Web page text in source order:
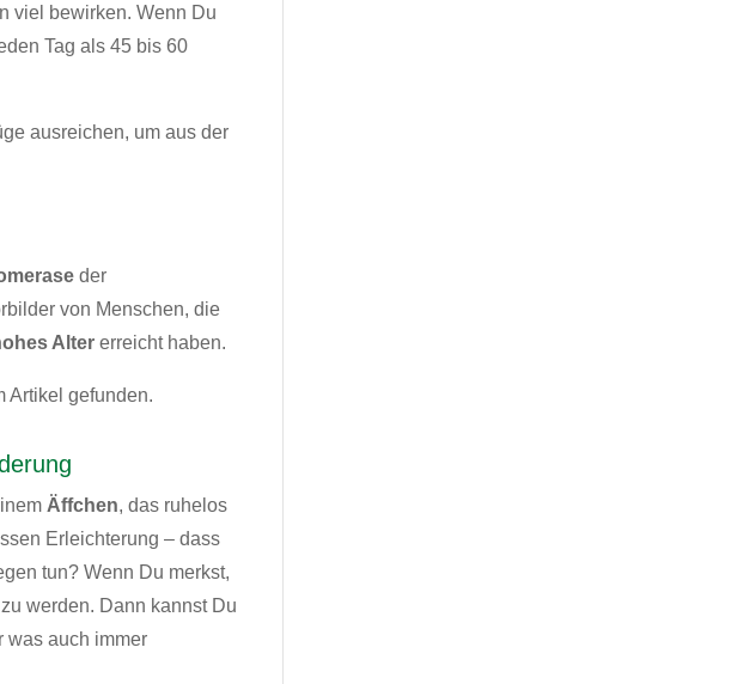
viel bewirken. Wenn Du
Tag als 45 bis 60
ausreichen, um aus der
der
von Menschen, die
Alter erreicht haben.
Artikel gefunden.
Äffchen, das ruhelos
Erleichterung – dass
tun? Wenn Du merkst,
werden. Dann kannst Du
was auch immer